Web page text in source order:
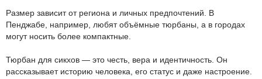
Размер зависит от региона и личных предпочтений. В
Пенджабе, например, любят объёмные тюрбаны, а в городах
могут носить более компактные.
Тюрбан для сикхов — это честь, вера и идентичность. Он
рассказывает историю человека, его статус и даже настроение.